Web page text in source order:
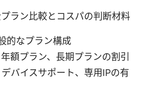
ラン比較とコスパの判断材料
的なプラン構成
額プラン、長期プランの割引
バイスサポート、専用IPの有